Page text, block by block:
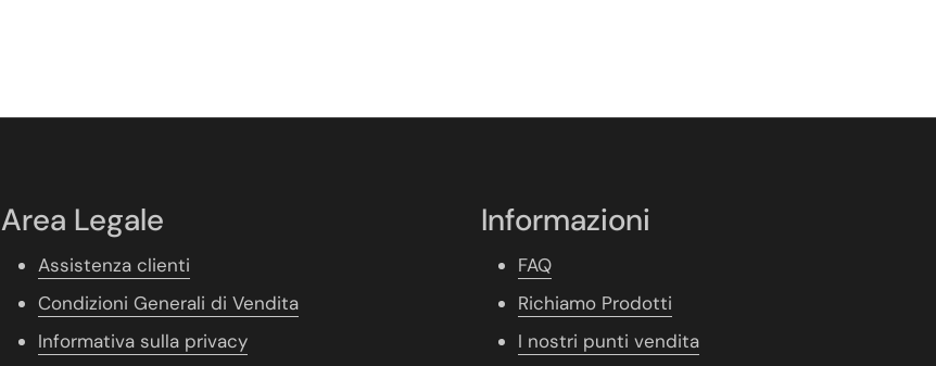
Area Legale
Assistenza clienti
Condizioni Generali di Vendita
Informativa sulla privacy
Informazioni
FAQ
Richiamo Prodotti
I nostri punti vendita